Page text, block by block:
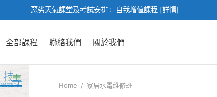
惡劣天氣課堂及考試安排 : 自我增值課程 [詳情]
全部課程 聯絡我們 關於我們
Home / 家居水電維修班